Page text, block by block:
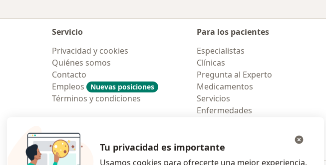
Servicio
Privacidad y cookies
Quiénes somos
Contacto
Empleos
Nuevas posiciones
Términos y condiciones
Para los pacientes
Especialistas
Clínicas
Pregunta al Experto
Medicamentos
Servicios
Enfermedades
Tu privacidad es importante
Usamos cookies para ofrecerte una mejor experiencia.